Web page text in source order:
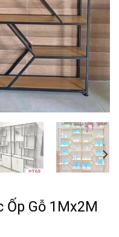
Ốp Gỗ 1Mx2M